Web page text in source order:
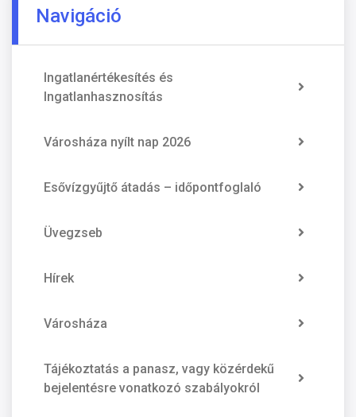
Navigáció
Ingatlanértékesítés és
Ingatlanhasznosítás
Városháza nyílt nap 2026
Esővízgyűjtő átadás – időpontfoglaló
Üvegzseb
Hírek
Városháza
Tájékoztatás a panasz, vagy közérdekű
bejelentésre vonatkozó szabályokról